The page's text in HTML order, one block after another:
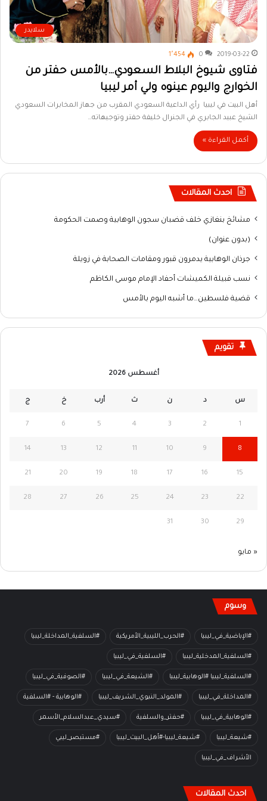
سلايدر
2019-03-22
0 1٬454
فتاوى شيوخ البلاط السعودي…بالأمس حفتر من
الخوارج واليوم عينوه ولي أمر ليبيا
أهل البيت في ليبيا رأي الداعية السعودي المقرب من جهاز المخابرات السعودي
الشيخ عبيد الجابري في الجنرال خليفة حفتر وتوجيهاته…
أكمل القراءة »
احدث المقالات
مشائخ بنغازي خلف قضبان سجون الوهابية وصمت الحكومة
(بدون عنوان)
جرذان الوهابية يدمرون قبور ومقامات الصحابة في زويلة
نسب قبيلة الكميشات أحفاد الإمام موسى الكاظم
قضية فلسطين…ما أشبه اليوم بالأمس
تقويم
أغسطس 2026
س د ن ث أرب خ ج
1
2
3
4
5
6
7
8
9
10
11
12
13
14
15
16
17
18
19
20
21
22
23
24
25
26
27
28
29
30
31
« مايو
وسوم
#الإباضية_في_ليبيا #الحرب_الليبية_الأمريكية #السلفية_المداخلة_ليبيا
#السلفية_المدخلية_ليبيا #السلفية_في_ليبيا
#السلفية_ليبيا #الوهابية_ليبيا #الشيعة_في_ليبيا #الصوفية_في_ليبيا
#المداخلة_في_ليبيا #المولد_النبوي_الشريف_ليبيا #الوهابية - #السلفية
#الوهابية_في_ليبيا #حفتر_والسلفية #سيدي_عبدالسلام_الأسمر
#شيعة_ليبيا #شيعة_ليبيا-#أهل_البيت_ليبيا #مستبصر_ليبي
الأشراف_في_ليبيا
احدث المقالات